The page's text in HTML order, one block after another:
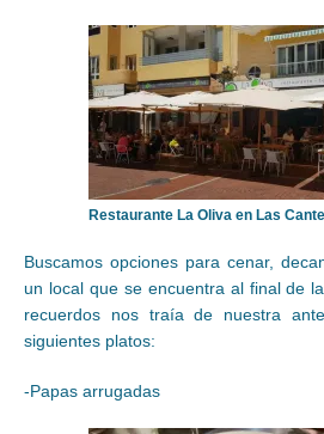
Restaurante La Oliva en Las
Buscamos opciones para cenar,
un local que se encuentra al final de
recuerdos nos traía de nuestra
siguientes platos:
-Papas arrugadas